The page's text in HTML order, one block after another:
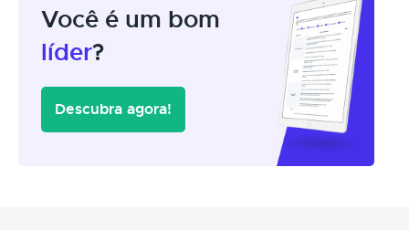
Você é um bom
líder?
Descubra agora!